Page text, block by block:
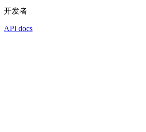
开发者
API docs